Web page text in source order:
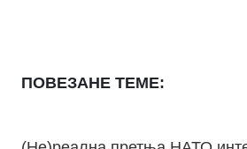
ПОВЕЗАНЕ ТЕМЕ: